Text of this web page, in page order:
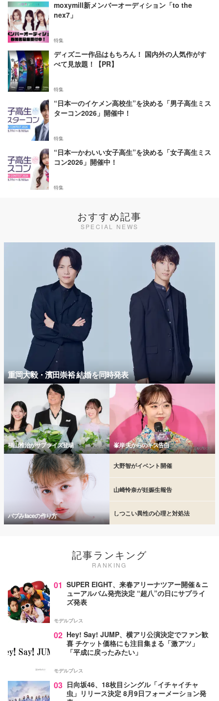
moxymill新メンバーオーディション「to the
nex7」
特集
ディズニー作品はもちろん！ 国内外の人気作がす
べて見放題！【PR】
特集
“日本一のイケメン高校生”を決める「男子高生ミス
ターコン2026」開催中！
特集
“日本一かわいい女子高生”を決める「女子高生ミス
コン2026」開催中！
特集
おすすめ記事
SPECIAL NEWS
重岡大毅・濱田崇裕 結婚を同時発表
福山雅治がサプライズ登場 峯岸 夫からのキス告白
バブみfaceの作り方
大野智がイベント開催
山崎怜奈が妊娠生報告
しつこい異性の心理と対処法
記事ランキング
RANKING
01 SUPER EIGHT、来春アリーナツアー開催＆ニ
ューアルバム発売決定 “超八”の日にサプライ
ズ発表
モデルプレス
02 Hey! Say! JUMP、横アリ公演決定でファン歓
喜 チケット価格にも注目集まる「激アツ」
「平成に戻ったみたい」
モデルプレス
03 日向坂46、18枚目シングル「イチャイチャ
虫」リリース決定 8月9日フォーメーション発